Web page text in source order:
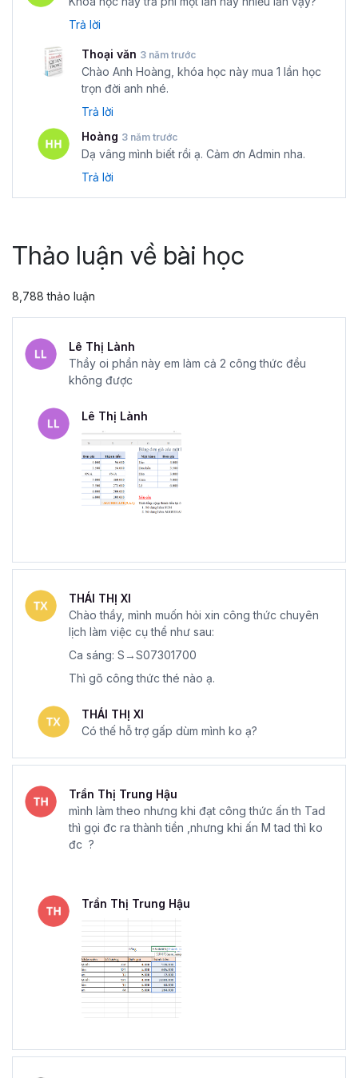
Trả lời
Thoại văn 3 năm trước
Chào Anh Hoàng, khóa học này mua 1 lần học
trọn đời anh nhé.
Trả lời
Hoàng 3 năm trước
Dạ vâng mình biết rồi ạ. Cảm ơn Admin nha.
Trả lời
Thảo luận về bài học
8,788 thảo luận
Lê Thị Lành
Thầy oi phần này em làm cả 2 công thức đều
không được
Lê Thị Lành
THÁI THỊ XI
Chào thầy, mình muốn hỏi xin công thức chuyên
lịch làm việc cụ thể như sau:
Ca sáng: S→S07301700
Thì gõ công thức thé nào ạ.
THÁI THỊ XI
Có thế hỗ trợ gấp dùm mình ko ạ?
Trần Thị Trung Hậu
mình làm theo nhưng khi đạt công thức ấn th Tad
thì gọi đc ra thành tiền ,nhưng khi ấn M tad thì ko
đc ?
Trần Thị Trung Hậu